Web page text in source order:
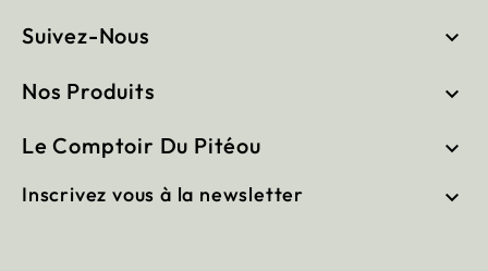
Suivez-Nous 
Nos Produits 
Le Comptoir Du Pitéou 
Inscrivez vous à la newsletter 